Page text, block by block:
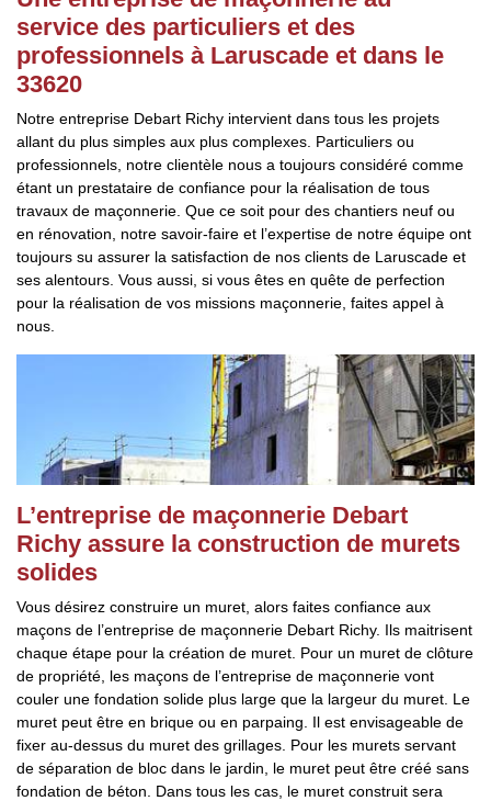
service des particuliers et des
professionnels à Laruscade et dans le
33620
Notre entreprise Debart Richy intervient dans tous les projets
allant du plus simples aux plus complexes. Particuliers ou
professionnels, notre clientèle nous a toujours considéré comme
étant un prestataire de confiance pour la réalisation de tous
travaux de maçonnerie. Que ce soit pour des chantiers neuf ou
en rénovation, notre savoir-faire et l’expertise de notre équipe ont
toujours su assurer la satisfaction de nos clients de Laruscade et
ses alentours. Vous aussi, si vous êtes en quête de perfection
pour la réalisation de vos missions maçonnerie, faites appel à
nous.
L’entreprise de maçonnerie Debart
Richy assure la construction de murets
solides
Vous désirez construire un muret, alors faites confiance aux
maçons de l’entreprise de maçonnerie Debart Richy. Ils maitrisent
chaque étape pour la création de muret. Pour un muret de clôture
de propriété, les maçons de l’entreprise de maçonnerie vont
couler une fondation solide plus large que la largeur du muret. Le
muret peut être en brique ou en parpaing. Il est envisageable de
fixer au-dessus du muret des grillages. Pour les murets servant
de séparation de bloc dans le jardin, le muret peut être créé sans
fondation de béton. Dans tous les cas, le muret construit sera